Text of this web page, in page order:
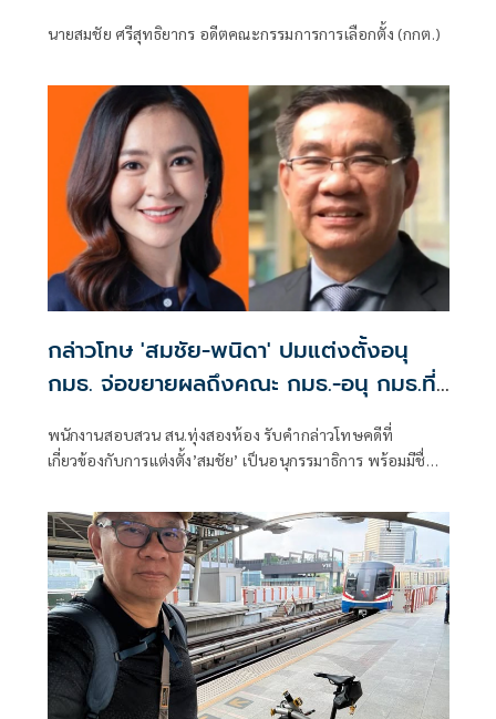
นายสมชัย ศรีสุทธิยากร อดีตคณะกรรมการการเลือกตั้ง (กกต.)
กล่าวโทษ 'สมชัย-พนิดา' ปมแต่งตั้งอนุ
กมธ. จ่อขยายผลถึงคณะ กมธ.-อนุ กมธ.ที่
พนักงานสอบสวน สน.ทุ่งสองห้อง รับคำกล่าวโทษคดีที่
เกี่ยวข้องกับการแต่งตั้ง’สมชัย’ เป็นอนุกรรมาธิการ พร้อมมีชื่อ
ระหว่างรวบรวมพยานหลักฐาน เพื่อดำเนินการเพิ่มเติมกับ
บุคคลที่เกี่ยวข้องทั้งคณะกรรมาธิการและคณะอนุกรรมาธิการ